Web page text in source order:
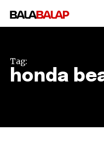
Tag:
honda